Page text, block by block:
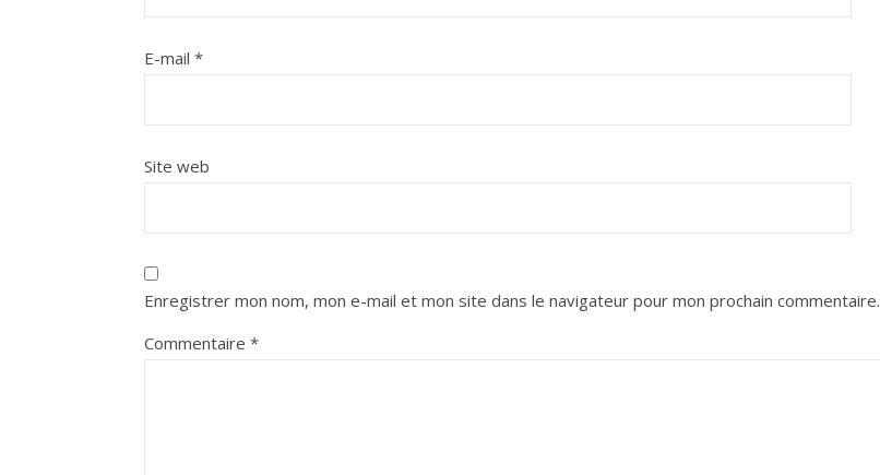
E-mail *
Site web
Enregistrer mon nom, mon e-mail et mon site dans le navigateur pour mon prochain commentaire.
Commentaire *